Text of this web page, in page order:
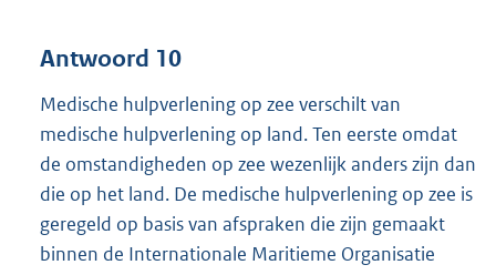
Antwoord 10
Medische hulpverlening op zee verschilt van
medische hulpverlening op land. Ten eerste omdat
de omstandigheden op zee wezenlijk anders zijn dan
die op het land. De medische hulpverlening op zee is
geregeld op basis van afspraken die zijn gemaakt
binnen de Internationale Maritieme Organisatie